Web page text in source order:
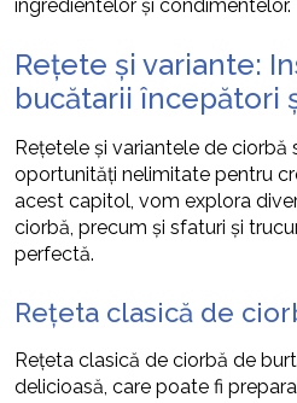
ingredientelor și condimentelor.
Rețete și variante:
bucătarii începători
Rețetele și variantele de ciorbă
oportunități nelimitate pentru
acest capitol, vom explora
ciorbă, precum și sfaturi și
perfectă.
Rețeta clasică de
Rețeta clasică de ciorbă de
delicioasă, care poate fi